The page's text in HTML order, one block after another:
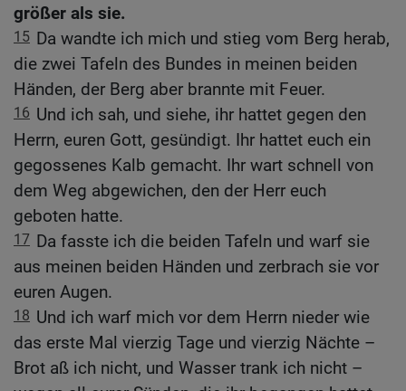
größer als sie.
15 Da wandte ich mich und stieg vom Berg herab,
die zwei Tafeln des Bundes in meinen beiden
Händen, der Berg aber brannte mit Feuer.
16 Und ich sah, und siehe, ihr hattet gegen den
Herrn, euren Gott, gesündigt. Ihr hattet euch ein
gegossenes Kalb gemacht. Ihr wart schnell von
dem Weg abgewichen, den der Herr euch
geboten hatte.
17 Da fasste ich die beiden Tafeln und warf sie
aus meinen beiden Händen und zerbrach sie vor
euren Augen.
18 Und ich warf mich vor dem Herrn nieder wie
das erste Mal vierzig Tage und vierzig Nächte –
Brot aß ich nicht, und Wasser trank ich nicht –